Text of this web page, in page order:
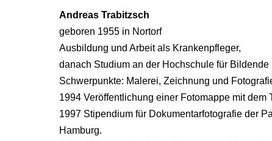
Andreas Trabitzsch
geboren 1955 in Nortorf
Ausbildung und Arbeit als Krankenpfleger,
danach Studium an der Hochschule für Bildende
Schwerpunkte: Malerei, Zeichnung und
1994 Veröffentlichung einer Fotomappe mit dem
1997 Stipendium für Dokumentarfotografie der
Hamburg.